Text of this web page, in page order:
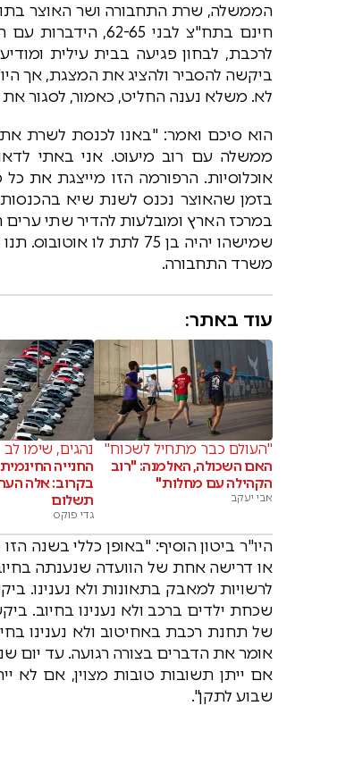
חינם בתח"צ לבני
לרכבת, לבחון פגיעה בבית עילית
ביקשה להסביר ולהציג את המצגת, אך
לא. משלא נענה החליט, כאמור, לסגור את
הוא סיכם ואמר: "באנו לכנסת לשרת את
ממשלה עם רוב מיעוט. אני באתי
אוכלוסיות. הרפורמה הזו מייצגת את
בזמן שהאוצר נכנס לשנת שיא
במרכז הארץ ומובלעות להדיר שתי
משרד התחבורה.
עוד באתר:
"העולם כבר מתחיל לשכוח"
האם השכולה, האלמנה: "רוב
הקהילה עם מחלות"
אבי יעקב
נהגים, שימו לב
החנייה
בקרוב: אלה
תשלום
גדי פוקס
היו"ר ביטון הוסיף: "באופן כללי
של תחנת רכבת באחיטוב ולא נענינו
אומר את הדברים בצורה רגועה. עד
אם ייתן תשובות טובות מצוין, אם לא
שבוע לתקן".